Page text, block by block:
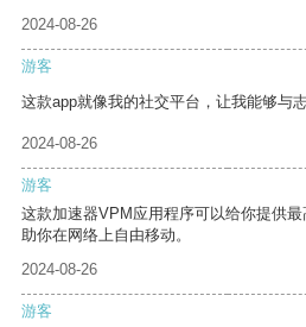
2024-08-26
游客
这款app就像我的社交平台，让我能够与
2024-08-26
游客
这款加速器VPM应用程序可以给你提供
助你在网络上自由移动。
2024-08-26
游客